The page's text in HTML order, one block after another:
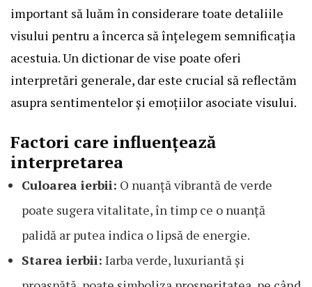
important să luăm în considerare toate detaliile
visului pentru a încerca să înțelegem semnificația
acestuia. Un dictionar de vise poate oferi
interpretări generale, dar este crucial să reflectăm
asupra sentimentelor și emoțiilor asociate visului.
Factori care influențează
interpretarea
Culoarea ierbii: O nuanță vibrantă de verde
poate sugera vitalitate, în timp ce o nuanță
palidă ar putea indica o lipsă de energie.
Starea ierbii: Iarba verde, luxuriantă și